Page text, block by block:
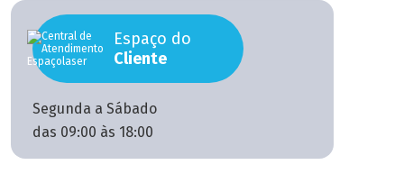
Espaço do
Cliente
Segunda a Sábado
das 09:00 às 18:00